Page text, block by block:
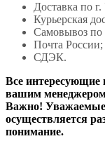
Доставка по
Курьерская
Самовывоз по
Почта России;
СДЭК.
Все интересующие
вашим
Важно! Уважаемые
осуществляется
понимание.